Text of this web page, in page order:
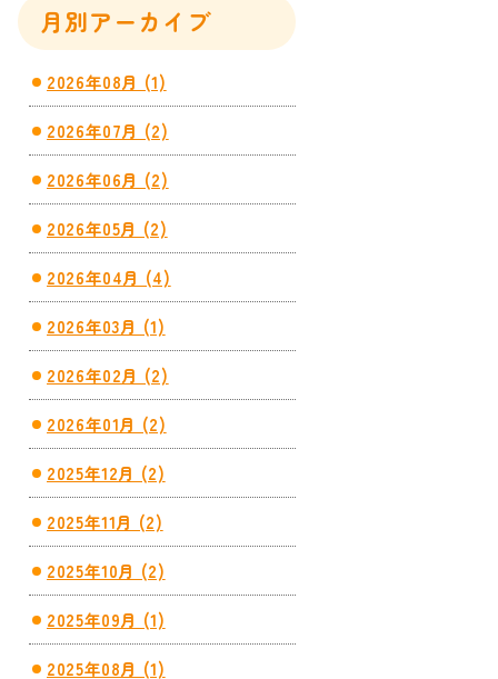
月別アーカイブ
2026年08月 (1)
2026年07月 (2)
2026年06月 (2)
2026年05月 (2)
2026年04月 (4)
2026年03月 (1)
2026年02月 (2)
2026年01月 (2)
2025年12月 (2)
2025年11月 (2)
2025年10月 (2)
2025年09月 (1)
2025年08月 (1)